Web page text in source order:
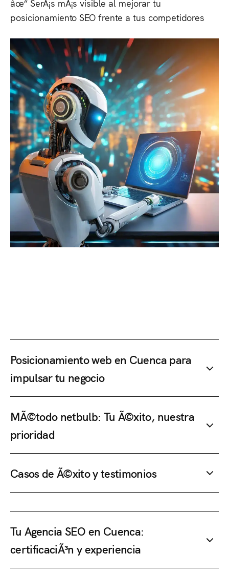
âœ“ SerÃ¡s mÃ¡s visible al mejorar tu
posicionamiento SEO frente a tus competidores
Posicionamiento web en Cuenca para
impulsar tu negocio
MÃ©todo netbulb: Tu Ã©xito, nuestra
prioridad
Casos de Ã©xito y testimonios
Tu Agencia SEO en Cuenca:
certificaciÃ³n y experiencia